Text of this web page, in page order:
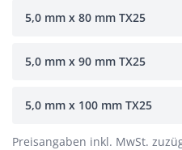
5,0 mm x 80 mm TX25
5,0 mm x 90 mm TX25
5,0 mm x 100 mm TX25
Preisangaben inkl. MwSt.